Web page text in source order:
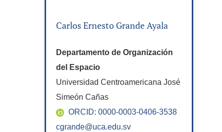
Carlos Ernesto Grande Ayala
Departamento de Organización
del Espacio
Universidad Centroamericana José
Simeón Cañas
ORCID: 0000-0003-0406-3538
cgrande@uca.edu.sv